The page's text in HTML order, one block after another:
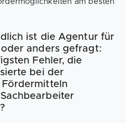
am besten
ist die Agentur für
anders gefragt:
Fehler, die
bei der